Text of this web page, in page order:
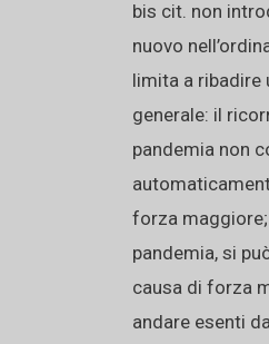
bis cit. non
nuovo
limita a ribadire
generale: il
pandemia non
forza
pandemia, si
causa di forza
andare esenti